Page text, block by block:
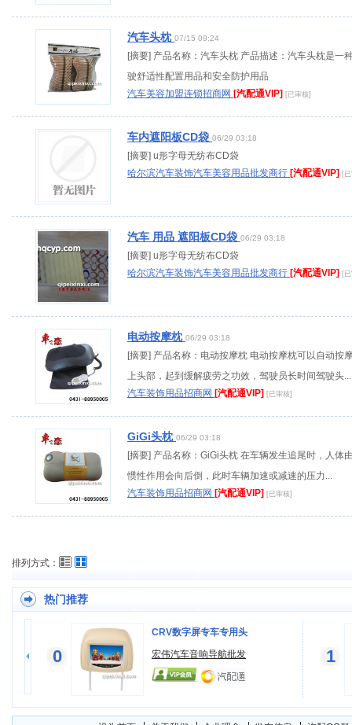
汽车头枕 07/15 09:24
[摘要] 产品名称：汽车头枕 产品描述：汽车头枕是一
驶舒适性配置用品和安全防护用品
汽车美容加盟连锁招商网 [汽配通VIP] [已审核]
车内遮阳板CD袋 06/29 03:18
[摘要] u形字母无纺布CD袋
哈尔滨汽车装饰汽车美容用品批发商行 [汽配通VIP] [
汽车 用品 遮阳板CD袋 06/29 03:18
[摘要] u形字母无纺布CD袋
哈尔滨汽车装饰汽车美容用品批发商行 [汽配通VIP] [
电动按摩枕 06/29 03:18
[摘要] 产品名称：电动按摩枕 电动按摩枕可以自动按
上头部，起到缓解疲劳之功效，驾驶员长时间驾驶头...
汽车装饰用品招商网 [汽配通VIP] [已审核]
GiGi头枕 06/29 03:18
[摘要] 产品名称：GiGi头枕 在车辆发生追尾时，人体
惯性作用会向后倒，此时车辆加速或减速的压力...
汽车装饰用品招商网 [汽配通VIP] [已审核]
排列方式：
热门推荐
0
CRV数字屏专车专用头
宏伟汽车音响导航批发
1